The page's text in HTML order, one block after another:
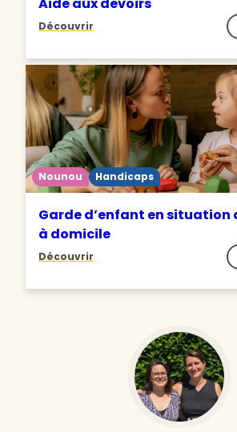
Aide aux devoirs
Découvrir
Nounou Handicaps
Garde d’enfant en situation
à domicile
Découvrir